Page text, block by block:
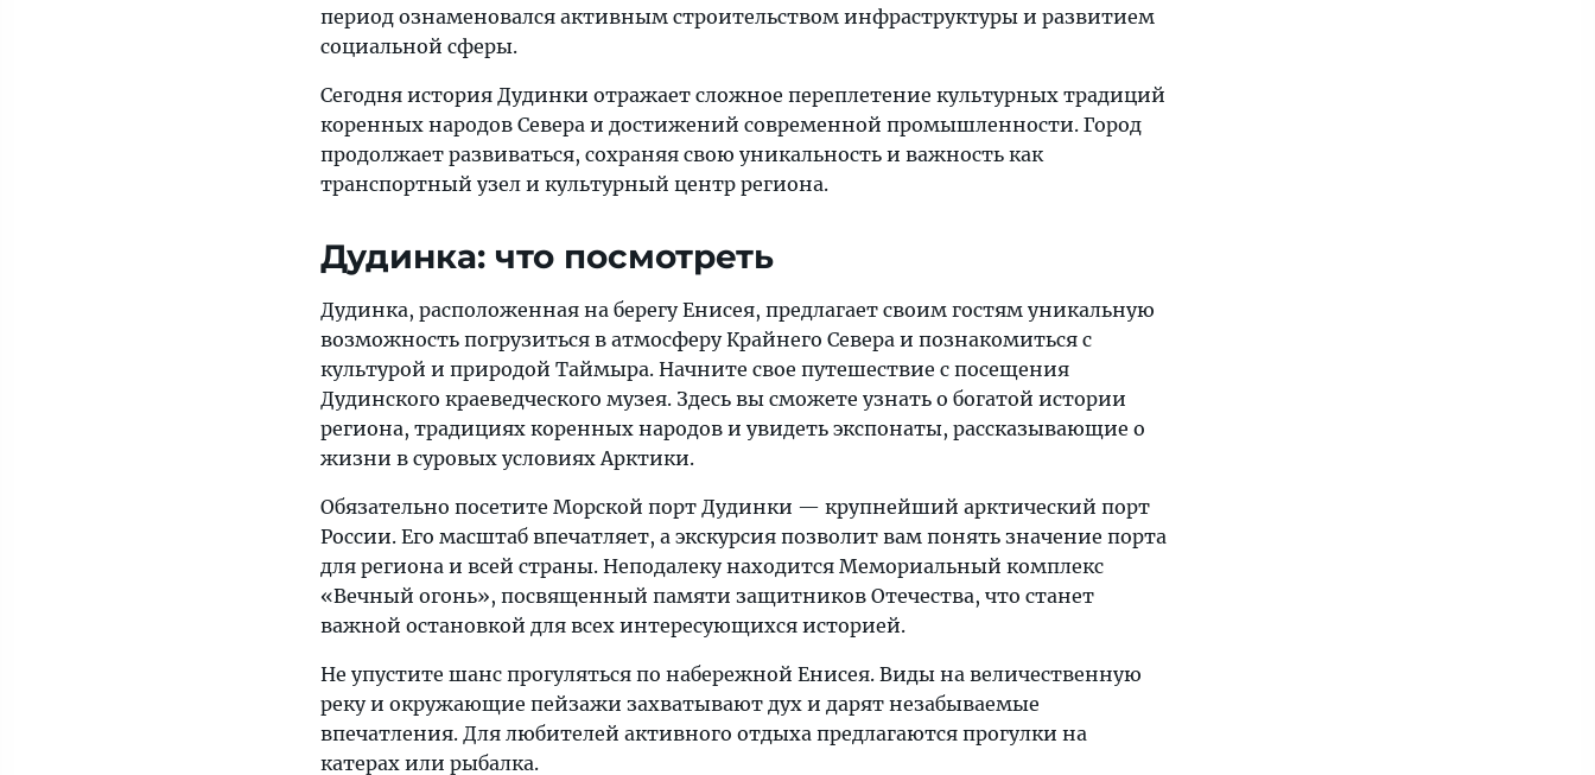
период ознаменовался активным строительством инфраструктуры и развитием
социальной сферы.
Сегодня история Дудинки отражает сложное переплетение культурных традиций
коренных народов Севера и достижений современной промышленности. Город
продолжает развиваться, сохраняя свою уникальность и важность как
транспортный узел и культурный центр региона.
Дудинка: что посмотреть
Дудинка, расположенная на берегу Енисея, предлагает своим гостям уникальную
возможность погрузиться в атмосферу Крайнего Севера и познакомиться с
культурой и природой Таймыра. Начните свое путешествие с посещения
Дудинского краеведческого музея. Здесь вы сможете узнать о богатой истории
региона, традициях коренных народов и увидеть экспонаты, рассказывающие о
жизни в суровых условиях Арктики.
Обязательно посетите Морской порт Дудинки — крупнейший арктический порт
России. Его масштаб впечатляет, а экскурсия позволит вам понять значение порта
для региона и всей страны. Неподалеку находится Мемориальный комплекс
«Вечный огонь», посвященный памяти защитников Отечества, что станет
важной остановкой для всех интересующихся историей.
Не упустите шанс прогуляться по набережной Енисея. Виды на величественную
реку и окружающие пейзажи захватывают дух и дарят незабываемые
впечатления. Для любителей активного отдыха предлагаются прогулки на
катерах или рыбалка.